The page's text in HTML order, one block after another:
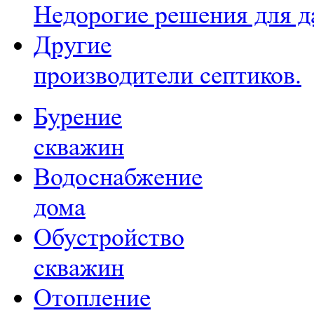
Недорогие решения для
Другие
производители септиков.
Бурение
скважин
Водоснабжение
дома
Обустройство
скважин
Отопление